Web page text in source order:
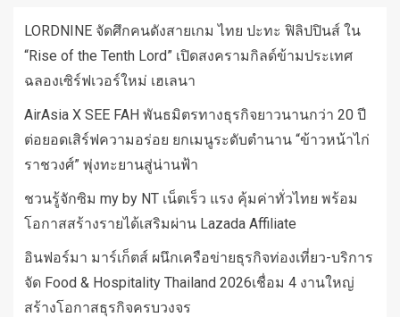
LORDNINE จัดศึกคนดังสายเกม ไทย ปะทะ ฟิลิปปินส์ ใน
“Rise of the Tenth Lord” เปิดสงครามกิลด์ข้ามประเทศ
ฉลองเซิร์ฟเวอร์ใหม่ เฮเลนา
AirAsia X SEE FAH พันธมิตรทางธุรกิจยาวนานกว่า 20 ปี
ต่อยอดเสิร์ฟความอร่อย ยกเมนูระดับตำนาน “ข้าวหน้าไก่
ราชวงศ์” พุ่งทะยานสู่น่านฟ้า
ชวนรู้จักซิม my by NT เน็ตเร็ว แรง คุ้มค่าทั่วไทย พร้อม
โอกาสสร้างรายได้เสริมผ่าน Lazada Affiliate
อินฟอร์มา มาร์เก็ตส์ ผนึกเครือข่ายธุรกิจท่องเที่ยว-บริการ
จัด Food & Hospitality Thailand 2026เชื่อม 4 งานใหญ่
สร้างโอกาสธุรกิจครบวงจร